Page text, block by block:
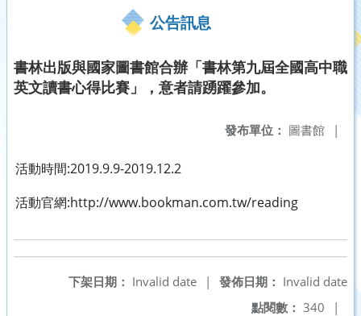
公告訊息
書林出版與國家圖書館合辦「書林第九屆全國高中職
英文讀書心得比賽」，意者請踴躍參加。
發布單位： 圖書館 |
活動時間:2019.9.9-2019.12.2
活動官網:http://www.bookman.com.tw/reading
發佈日期： Invalid date
下架日期： Invalid date
|
點閱數： 340 |